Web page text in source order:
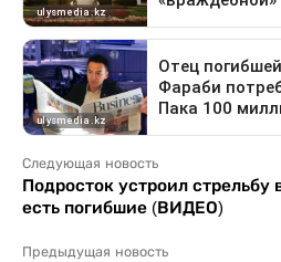
Следующая новость
Подросток устроил стрельбу
есть погибшие (ВИДЕО)
Предыдущая новость